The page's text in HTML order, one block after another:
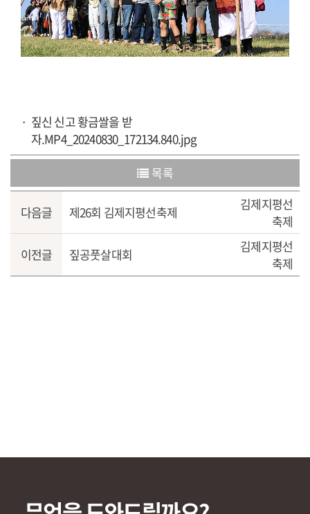
짚신 신고 황금쌀을 받
자.MP4_20240830_172134.840.jpg
목록
다음글 제26회 김제지평선축제
김제지평선
축제
이전글
짚공풋살대회
김제지평선
축제